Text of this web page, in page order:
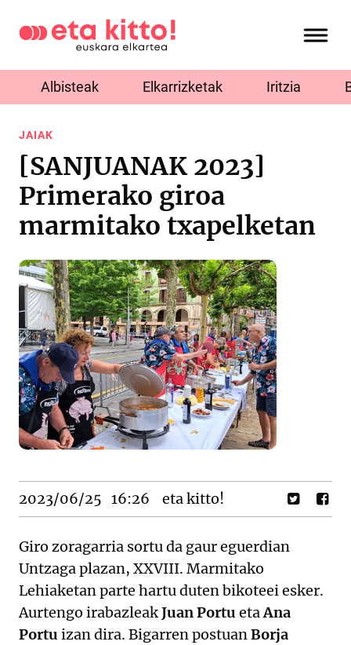
Albisteak Elkarrizketak Iritzia
JAIAK
[SANJUANAK 2023]
Primerako giroa
marmitako txapelketan
2023/06/25 16:26 eta kitto!
Giro zoragarria sortu da gaur eguerdian
Untzaga plazan, XXVIII. Marmitako
Lehiaketan parte hartu duten bikoteei esker.
Aurtengo irabazleakJuan Portu etaAna
Portu izan dira. Bigarren postuanBorja